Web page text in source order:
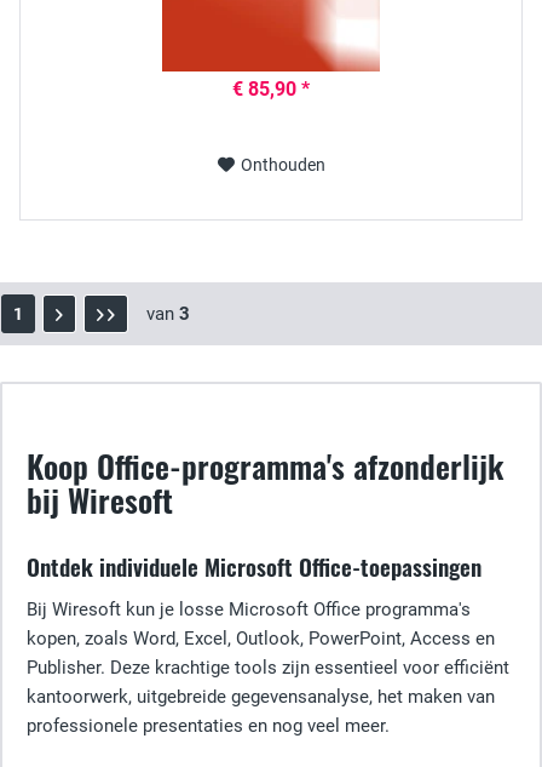
€ 85,90 *
Onthouden
1 van 3
Koop Office-programma's afzonderlijk
bij Wiresoft
Ontdek individuele Microsoft Office-toepassingen
Bij Wiresoft kun je losse Microsoft Office programma's
kopen, zoals Word, Excel, Outlook, PowerPoint, Access en
Publisher. Deze krachtige tools zijn essentieel voor efficiënt
kantoorwerk, uitgebreide gegevensanalyse, het maken van
professionele presentaties en nog veel meer.